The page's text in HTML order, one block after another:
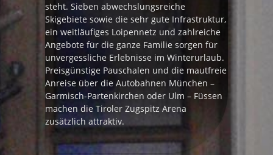
steht. Sieben abwechslungsreiche
Skigebiete sowie die sehr gute Infrastruktur,
ein weitläufiges Loipennetz und zahlreiche
Angebote für die ganze Familie sorgen für
unvergessliche Erlebnisse im Winterurlaub.
Preisgünstige Pauschalen und die mautfreie
Anreise über die Autobahnen München –
Garmisch-Partenkirchen oder Ulm – Füssen
machen die Tiroler Zugspitz Arena
zusätzlich attraktiv.